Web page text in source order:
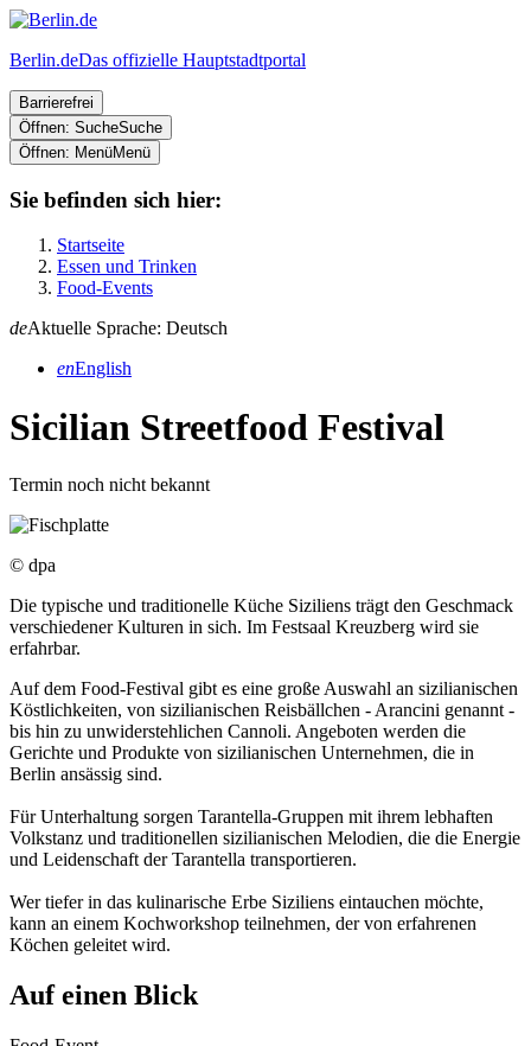
Berlin.deDas offizielle Hauptstadtportal
Barrierefrei
Öffnen: SucheSuche
Öffnen: MenüMenü
Sie befinden sich hier:
Startseite
Essen und Trinken
Food-Events
deAktuelle Sprache: Deutsch
enEnglish
Sicilian Streetfood Festival
Termin noch nicht bekannt
© dpa
Die typische und traditionelle Küche Siziliens trägt den Geschmack
verschiedener Kulturen in sich. Im Festsaal Kreuzberg wird sie
erfahrbar.
Auf dem Food-Festival gibt es eine große Auswahl an sizilianischen
Köstlichkeiten, von sizilianischen Reisbällchen - Arancini genannt -
bis hin zu unwiderstehlichen Cannoli. Angeboten werden die
Gerichte und Produkte von sizilianischen Unternehmen, die in
Berlin ansässig sind.
Für Unterhaltung sorgen Tarantella-Gruppen mit ihrem lebhaften
Volkstanz und traditionellen sizilianischen Melodien, die die Energie
und Leidenschaft der Tarantella transportieren.
Wer tiefer in das kulinarische Erbe Siziliens eintauchen möchte,
kann an einem Kochworkshop teilnehmen, der von erfahrenen
Köchen geleitet wird.
Auf einen Blick